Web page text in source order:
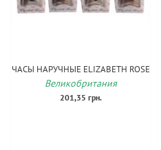
ЧАСЫ НАРУЧНЫЕ ELIZABETH ROSE
Великобритания
201,35 грн.